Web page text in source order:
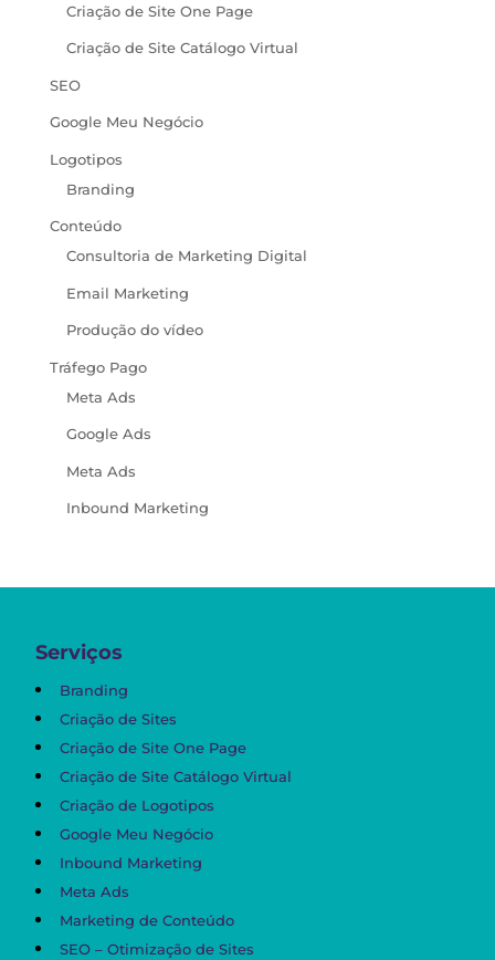
Criação de Site One Page
Criação de Site Catálogo Virtual
SEO
Google Meu Negócio
Logotipos
Branding
Conteúdo
Consultoria de Marketing Digital
Email Marketing
Produção do vídeo
Tráfego Pago
Meta Ads
Google Ads
Meta Ads
Inbound Marketing
Serviços
Branding
Criação de Sites
Criação de Site One Page
Criação de Site Catálogo Virtual
Criação de Logotipos
Google Meu Negócio
Inbound Marketing
Meta Ads
Marketing de Conteúdo
SEO – Otimização de Sites